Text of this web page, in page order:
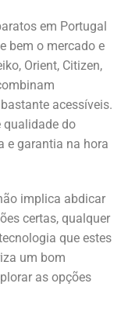
em Portugal
bem o mercado e
Orient, Citizen,
acessíveis.
qualidade do
e garantia na hora
implica abdicar
certas, qualquer
que estes
um bom
as opções